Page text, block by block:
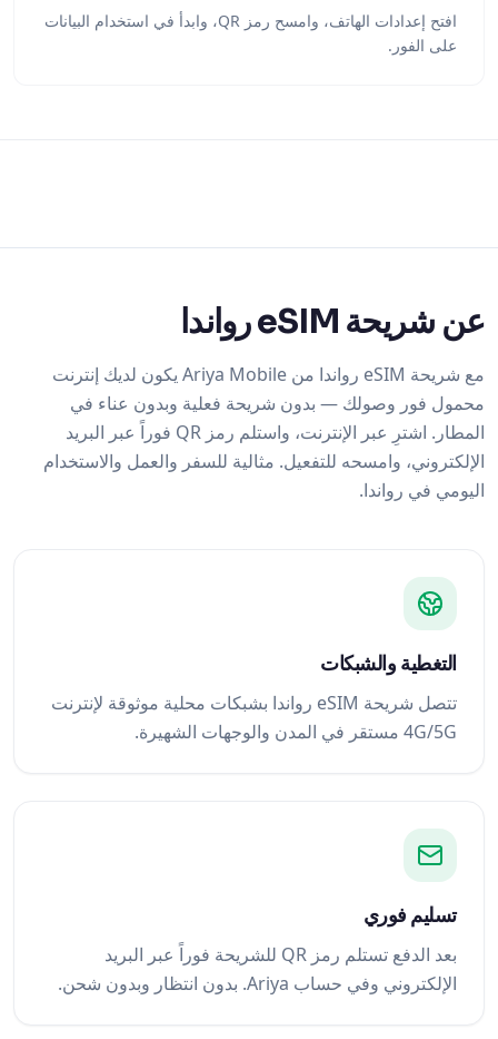
افتح إعدادات الهاتف، وامسح رمز QR، وابدأ في استخدام البيانات
على الفور.
عن شريحة eSIM رواندا
مع شريحة eSIM رواندا من Ariya Mobile يكون لديك إنترنت
محمول فور وصولك — بدون شريحة فعلية وبدون عناء في
المطار. اشترِ عبر الإنترنت، واستلم رمز QR فوراً عبر البريد
الإلكتروني، وامسحه للتفعيل. مثالية للسفر والعمل والاستخدام
اليومي في رواندا.
التغطية والشبكات
تتصل شريحة eSIM رواندا بشبكات محلية موثوقة لإنترنت
4G/5G مستقر في المدن والوجهات الشهيرة.
تسليم فوري
بعد الدفع تستلم رمز QR للشريحة فوراً عبر البريد
الإلكتروني وفي حساب Ariya. بدون انتظار وبدون شحن.